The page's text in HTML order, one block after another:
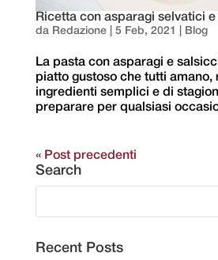
Ricetta con asparagi selvatici
da Redazione| 5 Feb, 2021 Blog
La pasta con asparagi e
piatto gustoso che tutti amano,
ingredienti semplici e di
preparare per qualsiasi
« Post precedenti
Search
Recent Posts